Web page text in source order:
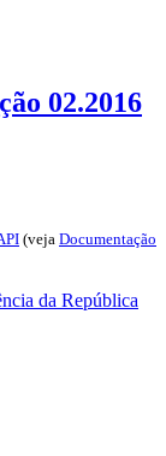
02.2016
(veja Documentação
da República